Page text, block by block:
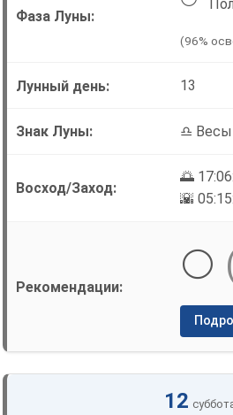
(96%
13
♎ Весы
🌅
🌇
⚪
12